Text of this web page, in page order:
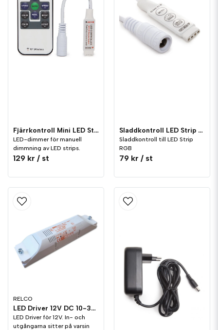
Fjärrkontroll Mini LED Strip RGB
LED-dimmer för manuell
dimmning av LED strips.
129 kr / st
Sladdkontroll LED Strip RGB
Sladdkontroll till LED Strip
RGB
79 kr / st
RELCO
LED Driver 12V DC 10-30W Relco
LED Driver för 12V. In- och
utgångarna sitter på varsin